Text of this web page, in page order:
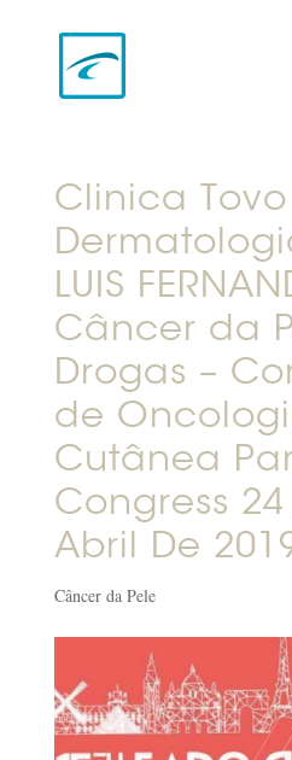
Clinica Tovo
LUIS
Câncer da
Drogas –
de
Cutânea
Congress
Abril De
Câncer da Pele